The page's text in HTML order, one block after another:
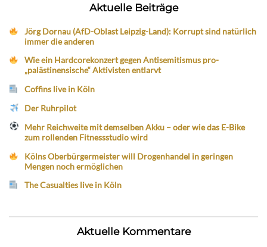
Aktuelle Beiträge
Jörg Dornau (AfD-Oblast Leipzig-Land): Korrupt sind natürlich
immer die anderen
Wie ein Hardcorekonzert gegen Antisemitismus pro-
„palästinensische“ Aktivisten entlarvt
Coffins live in Köln
Der Ruhrpilot
Mehr Reichweite mit demselben Akku – oder wie das E-Bike
zum rollenden Fitnessstudio wird
Kölns Oberbürgermeister will Drogenhandel in geringen
Mengen noch ermöglichen
The Casualties live in Köln
Aktuelle Kommentare